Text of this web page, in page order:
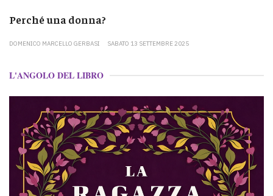
Perché una donna?
DOMENICO MARCELLO GERBASI SABATO 13 SETTEMBRE 2025
L'ANGOLO DEL LIBRO